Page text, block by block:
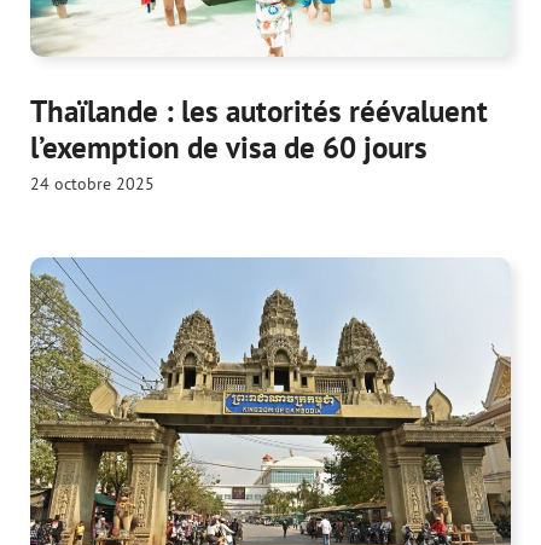
Thaïlande : les autorités réévaluent
l’exemption de visa de 60 jours
24 octobre 2025